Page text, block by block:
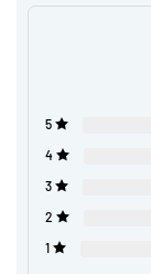
5
4
3
2
1